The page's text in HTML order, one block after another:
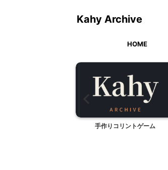
Kahy Archive
HOME
手作りコリントゲーム